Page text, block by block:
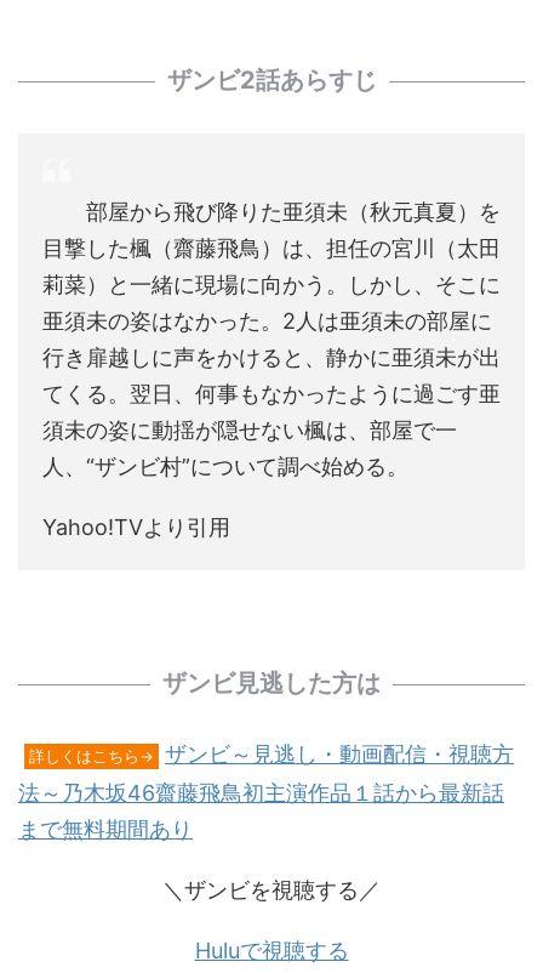
ザンビ2話あらすじ
部屋から飛び降りた亜須未（秋元真夏）を
目撃した楓（齋藤飛鳥）は、担任の宮川（太田
莉菜）と一緒に現場に向かう。しかし、そこに
亜須未の姿はなかった。2人は亜須未の部屋に
行き扉越しに声をかけると、静かに亜須未が出
てくる。翌日、何事もなかったように過ごす亜
須未の姿に動揺が隠せない楓は、部屋で一
人、“ザンビ村”について調べ始める。
Yahoo!TVより引用
ザンビ見逃した方は
詳しくはこちら→
ザンビ～見逃し・動画配信・視聴方
法～乃木坂46齋藤飛鳥初主演作品１話から最新話
まで無料期間あり
＼ザンビを視聴する／
Huluで視聴する